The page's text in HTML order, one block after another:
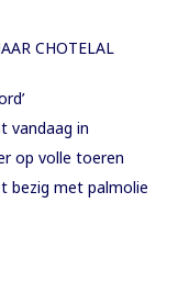
CHOTELAL
vandaag in
op volle toeren
bezig met palmolie